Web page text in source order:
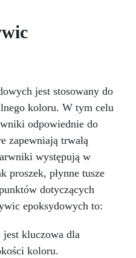
nie tylko tworzysz,
siebie. Szybki czas
certyfikowana
kreatywność. Kup
jest stosowany do
koloru. W tym celu
odpowiednie do
zapewniają trwałą
występują w
proszek, płynne tusze
dotyczących
epoksydowych to:
jest kluczowa dla
koloru.